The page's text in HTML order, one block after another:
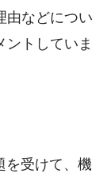
由などについ
ントしていま
を受けて、機